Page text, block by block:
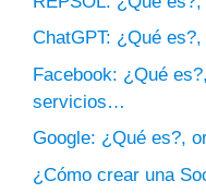
ChatGPT: ¿Qué
Facebook: ¿Qué
servicios…
Google: ¿Qué es?,
¿Cómo crear una